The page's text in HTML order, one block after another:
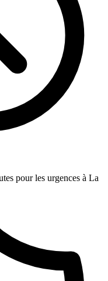
pour les urgences à La